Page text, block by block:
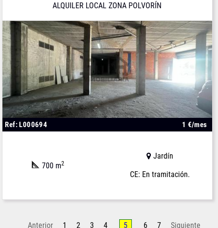
ALQUILER LOCAL ZONA POLVORÍN
Ref: L000694 1 €/mes
700 m2
Jardín
CE: En tramitación.
Anterior 1 2 3 4 5 6 7 Siguiente